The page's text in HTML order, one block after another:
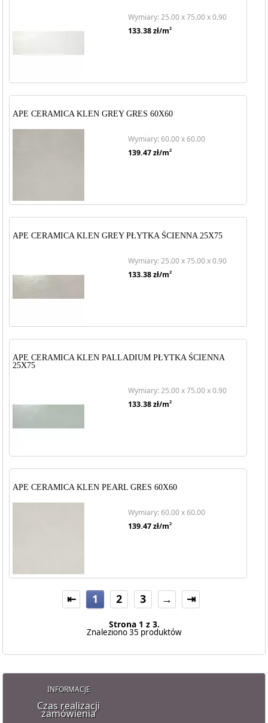
Wymiary: 25.00 x 75.00 x 0.90
133.38zł/m2
APE CERAMICA KLEN GREY GRES 60X60
Wymiary: 60.00 x 60.00
139.47zł/m2
APE CERAMICA KLEN GREY PŁYTKA ŚCIENNA 25X75
Wymiary: 25.00 x 75.00 x 0.90
133.38zł/m2
APE CERAMICA KLEN PALLADIUM PŁYTKA ŚCIENNA
25X75
Wymiary: 25.00 x 75.00 x 0.90
133.38zł/m2
APE CERAMICA KLEN PEARL GRES 60X60
Wymiary: 60.00 x 60.00
139.47zł/m2
⇤ 1 2 3 → ⇥
Strona 1 z 3.
Znaleziono 35 produktów
INFORMACJE
Czas realizacji
zamówienia